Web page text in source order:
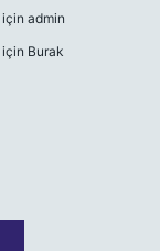
için admin
için Burak